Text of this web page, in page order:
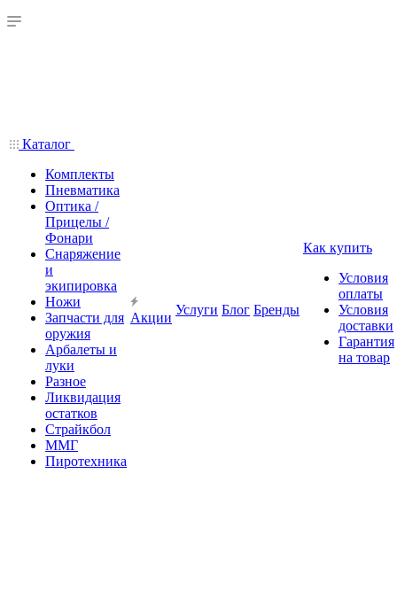
Каталог
Комплекты
Пневматика
Оптика /
Прицелы /
Фонари
Снаряжение
и
экипировка
Ножи
Запчасти для
оружия
Арбалеты и
луки
Разное
Ликвидация
остатков
Страйкбол
ММГ
Пиротехника
Акции
Услуги Блог Бренды
Как купить
Условия
оплаты
Условия
доставки
Гарантия
на товар